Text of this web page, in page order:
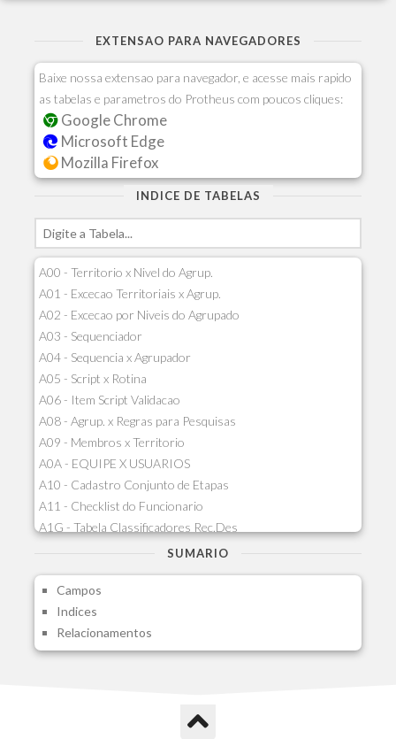
EXTENSAO PARA NAVEGADORES
Baixe nossa extensao para navegador, e acesse mais rapido
as tabelas e parametros do Protheus com poucos cliques:
Google Chrome
Microsoft Edge
Mozilla Firefox
INDICE DE TABELAS
A00 - Territorio x Nivel do Agrup.
A01 - Excecao Territoriais x Agrup.
A02 - Excecao por Niveis do Agrupado
A03 - Sequenciador
A04 - Sequencia x Agrupador
A05 - Script x Rotina
A06 - Item Script Validacao
A08 - Agrup. x Regras para Pesquisas
A09 - Membros x Territorio
A0A - EQUIPE X USUARIOS
A10 - Cadastro Conjunto de Etapas
A11 - Checklist do Funcionario
A1G - Tabela Classificadores Rec.Des
A1H - Itens Tabela Classif.Rec.Desp.
A1J - Itens Aglutinadores Visao
A1N - Tipos de Card
A1O - Cards Dashboard
A1P - Tipos de Charts
A1S - Notificacoes do Vendedor
SUMARIO
Campos
Indices
Relacionamentos